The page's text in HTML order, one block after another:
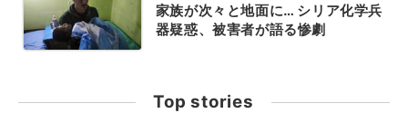
家族が次々と地面に… シリア化学兵
器疑惑、被害者が語る惨劇
Top stories